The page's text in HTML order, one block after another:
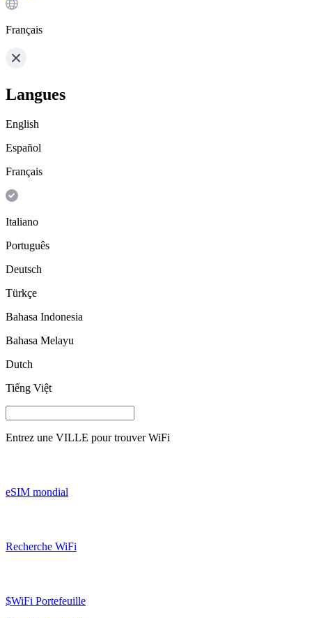
Français
Langues
English
Español
Français
Italiano
Português
Deutsch
Türkçe
Bahasa Indonesia
Bahasa Melayu
Dutch
Tiếng Việt
Entrez une VILLE pour trouver WiFi
eSIM mondial
Recherche WiFi
$WiFi Portefeuille